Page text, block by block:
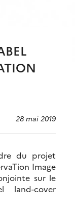
28 mai 2019
du projet
Image
sur le
land-cover